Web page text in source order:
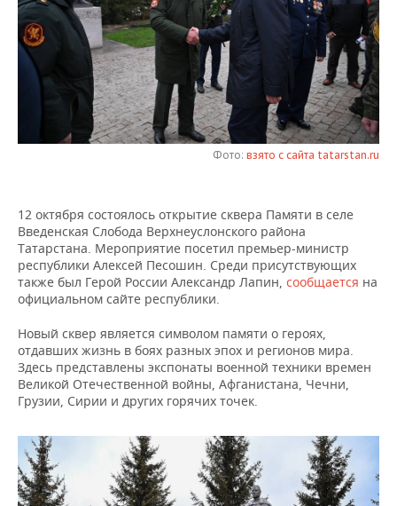
НЕФТЕХИМИЯ
НЕФТЬ
ЭНЕРГЕТИКА
РОЗНИЧНАЯ ТОРГОВЛЯ
ТРАНСПОРТ
НОВОСТИ ТЕХНОЛОГИЙ
IT
МЕРОПРИЯТИЯ
НОВОСТИ МЕРОПРИЯТИЙ
ВЫЕЗДНАЯ РЕДАКЦИЯ
ОТКРЫТАЯ ЛЕКЦИЯ
СПОРТ
НОВОСТИ СПОРТА
БАСКЕТБОЛ
ВОЛЕЙБОЛ
ФИГУРНОЕ КАТАНИЕ
ВОДНЫЕ ВИДЫ СПОРТА
ХОККЕЙ С МЯЧОМ
ОБЩЕСТВО
ИНФРАСТРУКТУРА
ИСТОРИЯ
МЕДИЦИНА
ОБРАЗОВАНИЕ
ПРОИСШЕСТВИЯ
СПРАВОЧНИК
СПИСОК ПЕРСОН
ПОЛНАЯ ВЕРСИЯ
Фото: взято с сайта tatarstan.ru
12 октября состоялось открытие сквера Памяти в селе
Введенская Слобода Верхнеуслонского района
Татарстана. Мероприятие посетил премьер-министр
республики Алексей Песошин. Среди присутствующих
также был Герой России Александр Лапин, сообщается на
официальном сайте республики.
Новый сквер является символом памяти о героях,
отдавших жизнь в боях разных эпох и регионов мира.
Здесь представлены экспонаты военной техники времен
Великой Отечественной войны, Афганистана, Чечни,
Грузии, Сирии и других горячих точек.